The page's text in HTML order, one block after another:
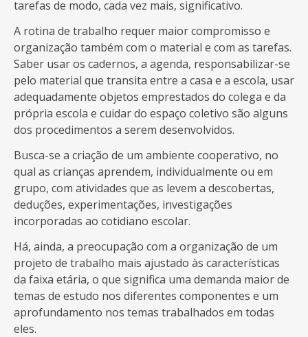
tarefas de modo, cada vez mais, significativo.
A rotina de trabalho requer maior compromisso e
organização também com o material e com as tarefas.
Saber usar os cadernos, a agenda, responsabilizar-se
pelo material que transita entre a casa e a escola, usar
adequadamente objetos emprestados do colega e da
própria escola e cuidar do espaço coletivo são alguns
dos procedimentos a serem desenvolvidos.
Busca-se a criação de um ambiente cooperativo, no
qual as crianças aprendem, individualmente ou em
grupo, com atividades que as levem a descobertas,
deduções, experimentações, investigações
incorporadas ao cotidiano escolar.
Há, ainda, a preocupação com a organização de um
projeto de trabalho mais ajustado às características
da faixa etária, o que significa uma demanda maior de
temas de estudo nos diferentes componentes e um
aprofundamento nos temas trabalhados em todas
eles.